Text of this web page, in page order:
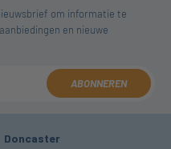
om informatie te
en nieuwe
ABONNEREN
Doncaster